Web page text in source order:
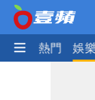
焦點 熱門 娛